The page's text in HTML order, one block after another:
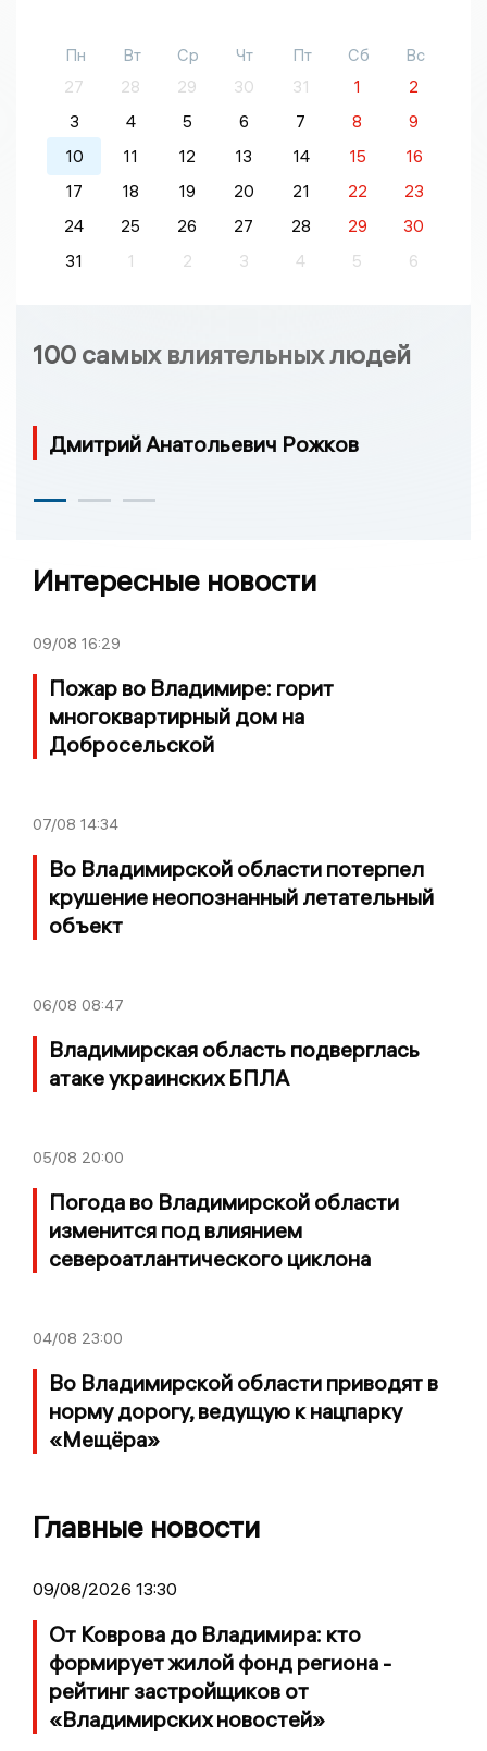
Пн Вт Ср Чт Пт Сб
Вс
27
28 29 30 31 1
2
3
4 5 6 7 8
9
10
11 12 13 14 15
16
17
18 19 20 21 22
23
24
25 26 27 28 29
30
31
1 2 3 4 5 6
100 самых влиятельных людей
Дмитрий Анатольевич Рожков
Интересные новости
09/08 16:29
Пожар во Владимире: горит
многоквартирный дом на
Добросельской
07/08 14:34
Во Владимирской области потерпел
крушение неопознанный летательный
объект
06/08 08:47
Владимирская область подверглась
атаке украинских БПЛА
05/08 20:00
Погода во Владимирской области
изменится под влиянием
североатлантического циклона
04/08 23:00
Во Владимирской области приводят в
норму дорогу, ведущую к нацпарку
«Мещёра»
Главные новости
09/08/2026 13:30
От Коврова до Владимира: кто
формирует жилой фонд региона -
рейтинг застройщиков от
«Владимирских новостей»